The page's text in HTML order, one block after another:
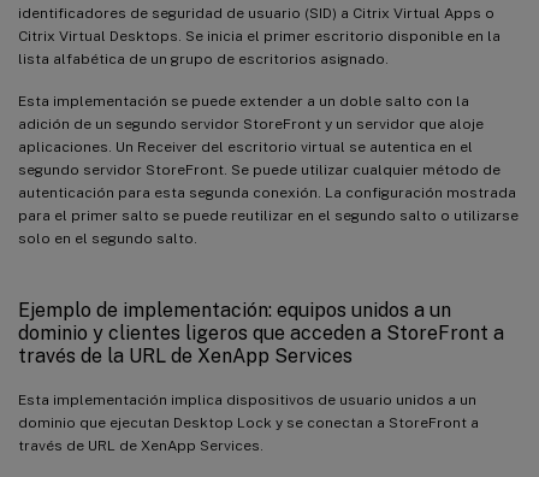
identificadores de seguridad de usuario (SID) a Citrix Virtual Apps o
Citrix Virtual Desktops. Se inicia el primer escritorio disponible en la
lista alfabética de un grupo de escritorios asignado.
Esta implementación se puede extender a un doble salto con la
adición de un segundo servidor StoreFront y un servidor que aloje
aplicaciones. Un Receiver del escritorio virtual se autentica en el
segundo servidor StoreFront. Se puede utilizar cualquier método de
autenticación para esta segunda conexión. La configuración mostrada
para el primer salto se puede reutilizar en el segundo salto o utilizarse
solo en el segundo salto.
Ejemplo de implementación: equipos unidos a un
dominio y clientes ligeros que acceden a StoreFront a
través de la URL de XenApp Services
Esta implementación implica dispositivos de usuario unidos a un
dominio que ejecutan Desktop Lock y se conectan a StoreFront a
través de URL de XenApp Services.